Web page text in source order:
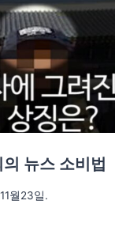
뉴스 소비법
월23일.